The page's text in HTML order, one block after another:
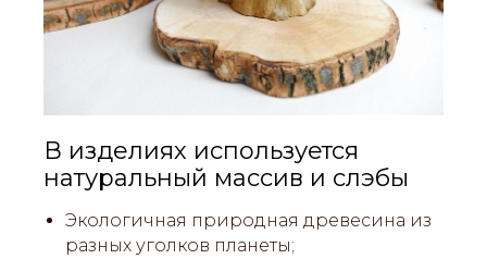
В изделиях используется
натуральный массив и слэбы
Экологичная природная древесина из
разных уголков планеты;